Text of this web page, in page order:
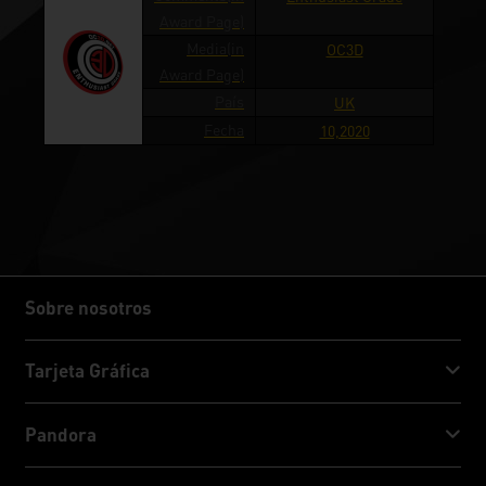
OC3D
UK
10,2020
Sobre nosotros
Sobre nosotros
Tarjeta Gráfica
GeForce RTX™ 40 Series
Pandora